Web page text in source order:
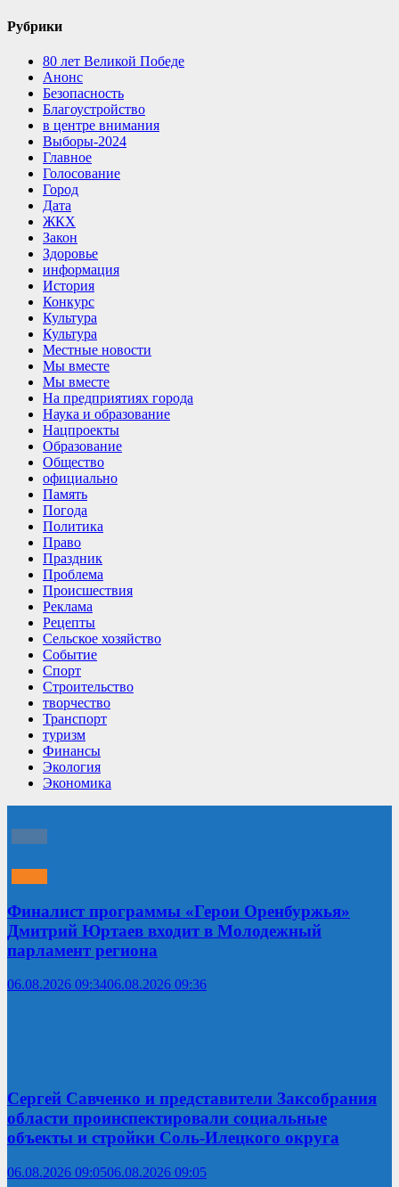
Рубрики
80 лет Великой Победе
Анонс
Безопасность
Благоустройство
в центре внимания
Выборы-2024
Главное
Голосование
Город
Дата
ЖКХ
Закон
Здоровье
информация
История
Конкурс
Культура
Культура
Местные новости
Мы вместе
Мы вместе
На предприятиях города
Наука и образование
Нацпроекты
Образование
Общество
официально
Память
Погода
Политика
Право
Праздник
Проблема
Происшествия
Реклама
Рецепты
Сельское хозяйство
Событие
Спорт
Строительство
творчество
Транспорт
туризм
Финансы
Экология
Экономика
Финалист программы «Герои Оренбуржья»
Дмитрий Юртаев входит в Молодежный
парламент региона
06.08.2026 09:3406.08.2026 09:36
Сергей Савченко и представители Заксобрания
области проинспектировали социальные
объекты и стройки Соль-Илецкого округа
06.08.2026 09:0506.08.2026 09:05